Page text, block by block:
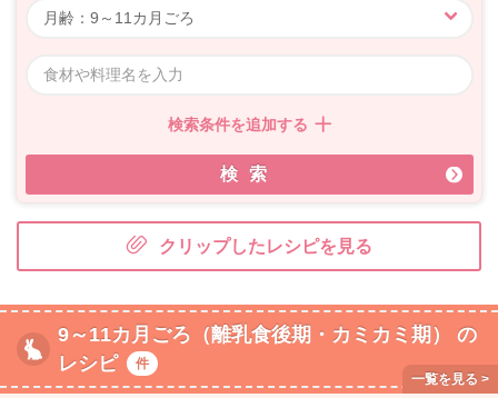
検索条件を追加する
検索
クリップしたレシピを見る
9～11カ月ごろ（離乳食後期・カミカミ期） の
レシピ
件